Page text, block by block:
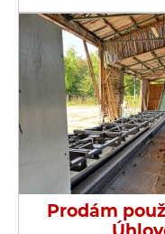
Prodám